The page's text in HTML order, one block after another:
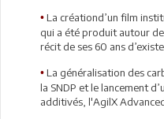
• La créationd’un film
qui a été produit autour
récit de ses 60 ans
• La généralisation des
la SNDP et le lancement
additivés, l'AgilX